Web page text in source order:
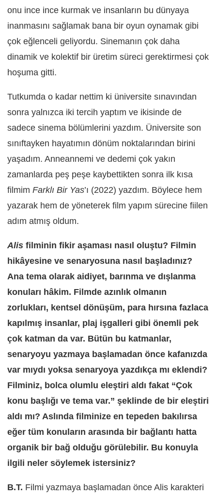
onu ince ince kurmak ve insanların bu dünyaya
inanmasını sağlamak bana bir oyun oynamak gibi
çok eğlenceli geliyordu. Sinemanın çok daha
dinamik ve kolektif bir üretim süreci gerektirmesi çok
hoşuma gitti.
Tutkumda o kadar nettim ki üniversite sınavından
sonra yalnızca iki tercih yaptım ve ikisinde de
sadece sinema bölümlerini yazdım. Üniversite son
sınıftayken hayatımın dönüm noktalarından birini
yaşadım. Anneannemi ve dedemi çok yakın
zamanlarda peş peşe kaybettikten sonra ilk kısa
filmim Farklı Bir Yas’ı (2022) yazdım. Böylece hem
yazarak hem de yöneterek film yapım sürecine fiilen
adım atmış oldum.
Alis filminin fikir aşaması nasıl oluştu? Filmin
hikâyesine ve senaryosuna nasıl başladınız?
Ana tema olarak aidiyet, barınma ve dışlanma
konuları hâkim. Filmde azınlık olmanın
zorlukları, kentsel dönüşüm, para hırsına fazlaca
kapılmış insanlar, plaj işgalleri gibi önemli pek
çok katman da var. Bütün bu katmanlar,
senaryoyu yazmaya başlamadan önce kafanızda
var mıydı yoksa senaryoya yazdıkça mı eklendi?
Filminiz, bolca olumlu eleştiri aldı fakat “Çok
konu başlığı ve tema var.” şeklinde de bir eleştiri
aldı mı? Aslında filminize en tepeden bakılırsa
eğer tüm konuların arasında bir bağlantı hatta
organik bir bağ olduğu görülebilir. Bu konuyla
ilgili neler söylemek istersiniz?
B.T. Filmi yazmaya başlamadan önce Alis karakteri